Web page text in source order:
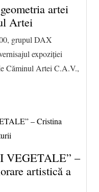
artei
Artei
grupul DAX
expoziției
Căminul Artei C.A.V.,
VEGETALE” –
artistică a